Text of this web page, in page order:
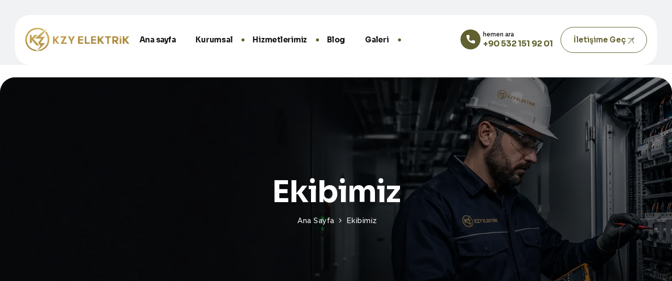
Ana sayfa Kurumsal Hizmetlerimiz Blog Galeri
hemen ara
+90 532 151 92 01 İletişime Geç
Ekibimiz
Ana Sayfa Ekibimiz